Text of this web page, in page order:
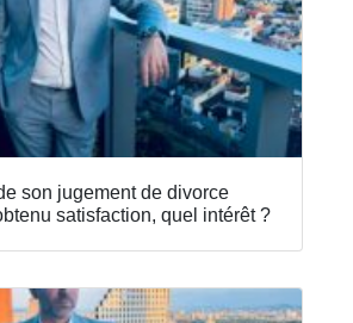
son jugement de divorce
satisfaction, quel intérêt ?